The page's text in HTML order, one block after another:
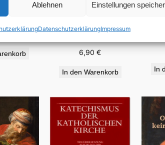
Ablehnen Einstellungen
DatenschutzerklärungImpressum
€
geglaubt
6,90€
In den Warenkorb In